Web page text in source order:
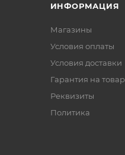
ИНФОРМАЦИЯ
Магазины
Условия оплаты
Условия доставки
Гарантия на товар
Реквизиты
Политика